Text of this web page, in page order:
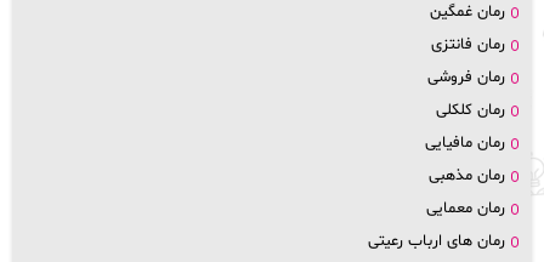
رمان غمگین
رمان فانتزی
رمان فروشی
رمان کلکلی
رمان مافیایی
رمان مذهبی
رمان معمایی
رمان های ارباب رعیتی